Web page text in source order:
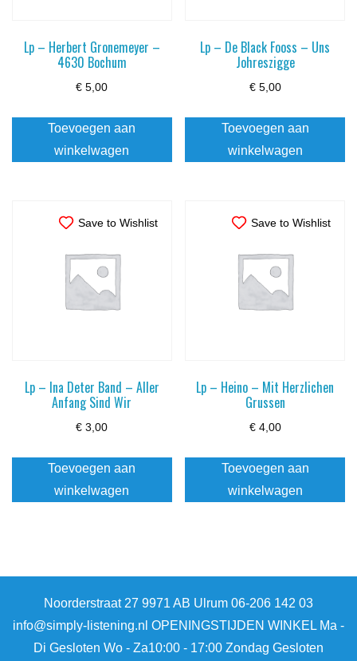
Lp – Herbert Gronemeyer –
4630 Bochum
€ 5,00
Toevoegen aan
winkelwagen
Lp – De Black Fooss – Uns
Johreszigge
€5,00
Toevoegen aan
winkelwagen
Save to Wishlist
Lp – Ina Deter Band – Aller
Anfang Sind Wir
€ 3,00
Toevoegen aan
winkelwagen
Save to Wishlist
Lp – Heino – Mit Herzlichen
Grussen
€4,00
Toevoegen aan
winkelwagen
Noorderstraat 27 9971 AB Ulrum 06-206 142 03
info@simply-listening.nl OPENINGSTIJDEN WINKEL Ma -
Di Gesloten Wo - Za10:00 - 17:00 Zondag Gesloten